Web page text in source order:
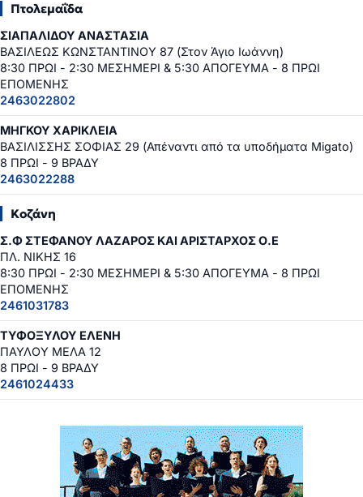
Πτολεμαΐδα
ΣΙΑΠΑΛΙΔΟΥ ΑΝΑΣΤΑΣΙΑ
ΒΑΣΙΛΕΩΣ ΚΩΝΣΤΑΝΤΙΝΟΥ 87 (Στον Άγιο Ιωάννη)
8:30 ΠΡΩΙ - 2:30 ΜΕΣΗΜΕΡΙ & 5:30 ΑΠΟΓΕΥΜΑ - 8 ΠΡΩΙ
ΕΠΟΜΕΝΗΣ
2463022802
ΜΗΓΚΟΥ ΧΑΡΙΚΛΕΙΑ
ΒΑΣΙΛΙΣΣΗΣ ΣΟΦΙΑΣ 29 (Απέναντι από τα υποδήματα Migato)
8 ΠΡΩΙ - 9 ΒΡΑΔΥ
2463022288
Κοζάνη
Σ.Φ ΣΤΕΦΑΝΟΥ ΛΑΖΑΡΟΣ ΚΑΙ ΑΡΙΣΤΑΡΧΟΣ Ο.Ε
ΠΛ. ΝΙΚΗΣ 16
8:30 ΠΡΩΙ - 2:30 ΜΕΣΗΜΕΡΙ & 5:30 ΑΠΟΓΕΥΜΑ - 8 ΠΡΩΙ
ΕΠΟΜΕΝΗΣ
2461031783
ΤΥΦΟΞΥΛΟΥ ΕΛΕΝΗ
ΠΑΥΛΟΥ ΜΕΛΑ 12
8 ΠΡΩΙ - 9 ΒΡΑΔΥ
2461024433